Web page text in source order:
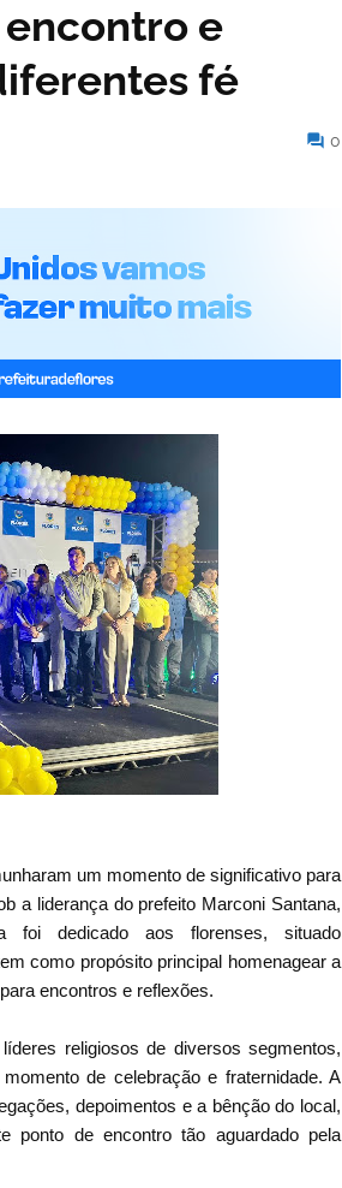
e
fé
0
um momento de significativo para
a liderança do prefeito Marconi Santana,
dedicado aos florenses, situado
como propósito principal homenagear a
encontros e reflexões.
religiosos de diversos segmentos,
de celebração e fraternidade. A
depoimentos e a bênção do local,
ponto de encontro tão aguardado pela